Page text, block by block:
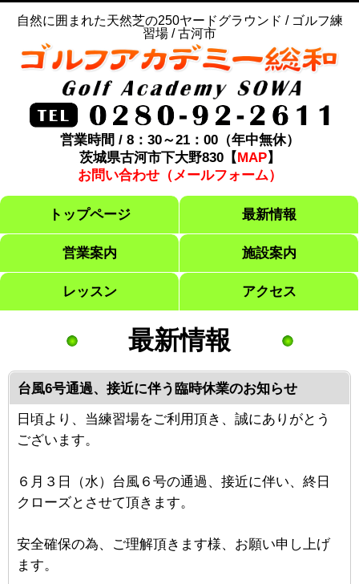
自然に囲まれた天然芝の250ヤードグラウンド / ゴルフ練
習場 / 古河市
営業時間 / 8：30～21：00（年中無休）
茨城県古河市下大野830【MAP】
お問い合わせ（メールフォーム）
トップページ 最新情報
営業案内 施設案内
レッスン アクセス
最新情報
台風6号通過、接近に伴う臨時休業のお知らせ
日頃より、当練習場をご利用頂き、誠にありがとう
ございます。
６月３日（水）台風６号の通過、接近に伴い、終日
クローズとさせて頂きます。
安全確保の為、ご理解頂きます様、お願い申し上げ
ます。